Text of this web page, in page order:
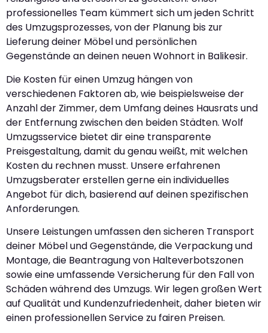
professionelles Team kümmert sich um jeden Schritt
des Umzugsprozesses, von der Planung bis zur
Lieferung deiner Möbel und persönlichen
Gegenstände an deinen neuen Wohnort in Balikesir.
Die Kosten für einen Umzug hängen von
verschiedenen Faktoren ab, wie beispielsweise der
Anzahl der Zimmer, dem Umfang deines Hausrats und
der Entfernung zwischen den beiden Städten. Wolf
Umzugsservice bietet dir eine transparente
Preisgestaltung, damit du genau weißt, mit welchen
Kosten du rechnen musst. Unsere erfahrenen
Umzugsberater erstellen gerne ein individuelles
Angebot für dich, basierend auf deinen spezifischen
Anforderungen.
Unsere Leistungen umfassen den sicheren Transport
deiner Möbel und Gegenstände, die Verpackung und
Montage, die Beantragung von Halteverbotszonen
sowie eine umfassende Versicherung für den Fall von
Schäden während des Umzugs. Wir legen großen Wert
auf Qualität und Kundenzufriedenheit, daher bieten wir
einen professionellen Service zu fairen Preisen.